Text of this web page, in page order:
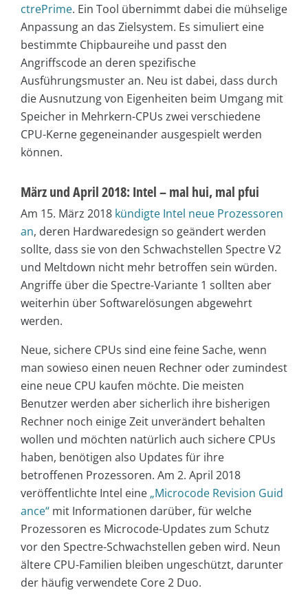
ctrePrime. Ein Tool übernimmt dabei die mühselige
Anpassung an das Zielsystem. Es simuliert eine
bestimmte Chipbaureihe und passt den
Angriffscode an deren spezifische
Ausführungsmuster an. Neu ist dabei, dass durch
die Ausnutzung von Eigenheiten beim Umgang mit
Speicher in Mehrkern-CPUs zwei verschiedene
CPU-Kerne gegeneinander ausgespielt werden
können.
März und April 2018: Intel – mal hui, mal pfui
Am 15. März 2018 kündigte Intel neue Prozessoren
an, deren Hardwaredesign so geändert werden
sollte, dass sie von den Schwachstellen Spectre V2
und Meltdown nicht mehr betroffen sein würden.
Angriffe über die Spectre-Variante 1 sollten aber
weiterhin über Softwarelösungen abgewehrt
werden.
Neue, sichere CPUs sind eine feine Sache, wenn
man sowieso einen neuen Rechner oder zumindest
eine neue CPU kaufen möchte. Die meisten
Benutzer werden aber sicherlich ihre bisherigen
Rechner noch einige Zeit unverändert behalten
wollen und möchten natürlich auch sichere CPUs
haben, benötigen also Updates für ihre
betroffenen Prozessoren. Am 2. April 2018
veröffentlichte Intel eine „Microcode Revision Guid
ance“ mit Informationen darüber, für welche
Prozessoren es Microcode-Updates zum Schutz
vor den Spectre-Schwachstellen geben wird. Neun
ältere CPU-Familien bleiben ungeschützt, darunter
der häufig verwendete Core 2 Duo.